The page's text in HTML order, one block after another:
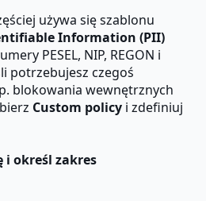
używa się szablonu
Information (PII)
PESEL, NIP, REGON i
potrzebujesz czegoś
blokowania wewnętrznych
Custom policy i zdefiniuj
i określ zakres